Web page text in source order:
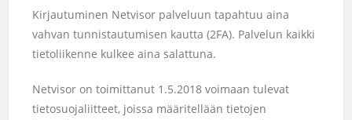
Kirjautuminen Netvisor palveluun tapahtuu aina
vahvan tunnistautumisen kautta (2FA). Palvelun kaikki
tietoliikenne kulkee aina salattuna.
Netvisor on toimittanut 1.5.2018 voimaan tulevat
tietosuojaliitteet, joissa määritellään tietojen